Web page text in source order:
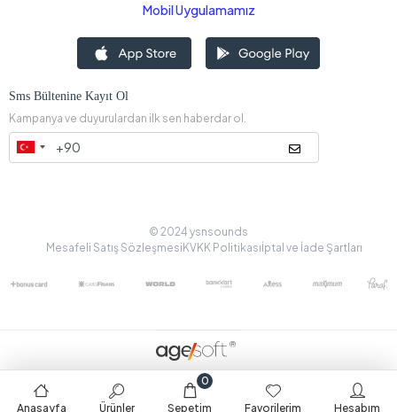
Mobil Uygulamamız
Sms Bültenine Kayıt Ol
Kampanya ve duyurulardan ilk sen haberdar ol.
© 2024 ysnsounds
Mesafeli Satış Sözleşmesi KVKK Politikasıİptal ve İade Şartları
Anasayfa Ürünler Sepetim
0
Favorilerim Hesabım